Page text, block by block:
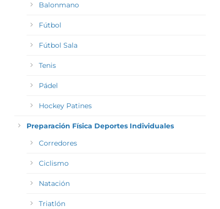
Balonmano
Fútbol
Fútbol Sala
Tenis
Pádel
Hockey Patines
Preparación Física Deportes Individuales
Corredores
Ciclismo
Natación
Triatlón